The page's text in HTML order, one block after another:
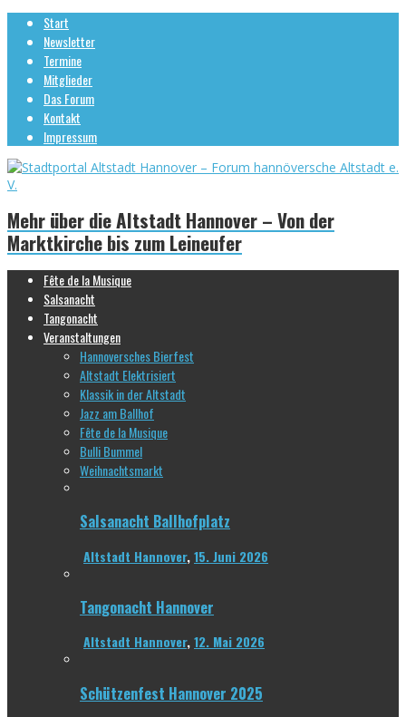
Start
Newsletter
Termine
Mitglieder
Das Forum
Kontakt
Impressum
Mehr über die Altstadt Hannover – Von der
Marktkirche bis zum Leineufer
Fête de la Musique
Salsanacht
Tangonacht
Veranstaltungen
Hannoversches Bierfest
Altstadt Elektrisiert
Klassik in der Altstadt
Jazz am Ballhof
Fête de la Musique
Bulli Bummel
Weihnachtsmarkt
Salsanacht Ballhofplatz
Altstadt Hannover,15. Juni 2026
Tangonacht Hannover
Altstadt Hannover,12. Mai 2026
Schützenfest Hannover 2025